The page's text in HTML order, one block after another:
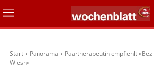
Start Panorama
Paartherapeutin empfiehlt
Wiesn»